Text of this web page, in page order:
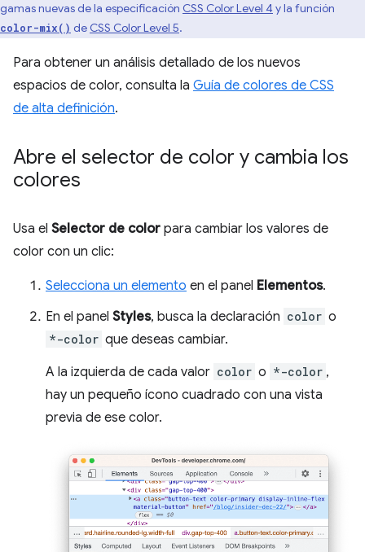
gamas nuevas de la especificación CSS Color Level 4y la función
color-mix() de CSS Color Level 5.
Para obtener un análisis detallado de los nuevos
espacios de color, consulta la Guía de colores de CSS
de alta definición.
Abre el selector de color y cambia los
colores
Usa el Selector de color para cambiar los valores de
color con un clic:
Selecciona un elemento en el panel Elementos.
En el panel Styles, busca la declaración color o
*-color que deseas cambiar.
A la izquierda de cada valor color o *-color ,
hay un pequeño ícono cuadrado con una vista
previa de ese color.